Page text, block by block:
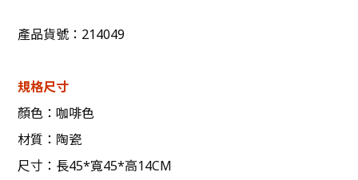
產品貨號：214049
規格尺寸
顏色：咖啡色
材質：陶瓷
尺寸：長45*寬45*高14CM